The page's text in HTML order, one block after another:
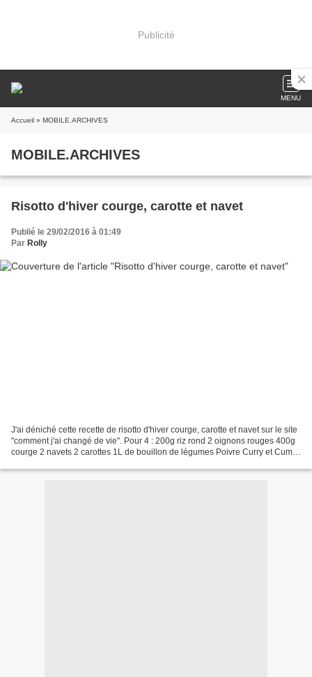
Publicité
MENU
Accueil » MOBILE.ARCHIVES
MOBILE.ARCHIVES
Risotto d'hiver courge, carotte et navet
Publié le 29/02/2016 à 01:49
Par Rolly
J'ai déniché cette recette de risotto d'hiver courge, carotte et navet sur le site
"comment j'ai changé de vie". Pour 4 : 200g riz rond 2 oignons rouges 400g
courge 2 navets 2 carottes 1L de bouillon de légumes Poivre Curry et Cumin